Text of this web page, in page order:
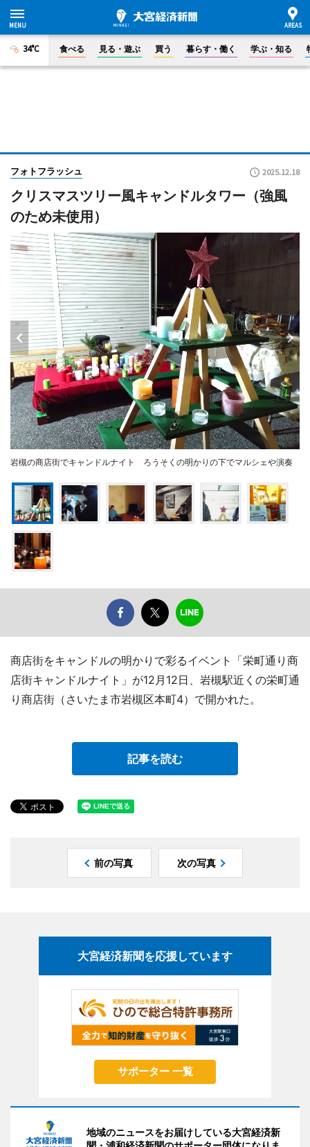
34°C 食べる 見る・遊ぶ 買う 暮らす・働く 学ぶ・知る
フォトフラッシュ 2025.12.18
クリスマスツリー風キャンドルタワー（強風
のため未使用）
岩槻の商店街でキャンドルナイト ろうそくの明かりの下でマルシェや演奏
商店街をキャンドルの明かりで彩るイベント「栄町通り商
店街キャンドルナイト」が12月12日、岩槻駅近くの栄町通
り商店街（さいたま市岩槻区本町4）で開かれた。
記事を読む
前の写真 次の写真
大宮経済新聞を応援しています
サポーター 一覧
地域のニュースをお届けしている大宮経済新